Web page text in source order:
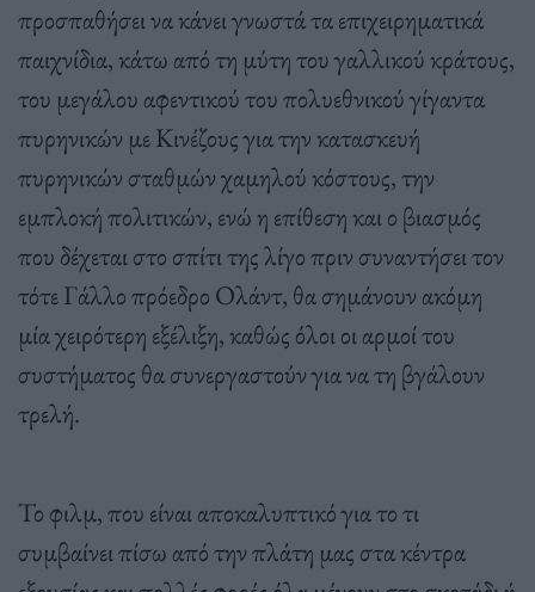
προσπαθήσει να κάνει γνωστά τα επιχειρηματικά
παιχνίδια, κάτω από τη μύτη του γαλλικού κράτους,
του μεγάλου αφεντικού του πολυεθνικού γίγαντα
πυρηνικών με Κινέζους για την κατασκευή
πυρηνικών σταθμών χαμηλού κόστους, την
εμπλοκή πολιτικών, ενώ η επίθεση και ο βιασμός
που δέχεται στο σπίτι της λίγο πριν συναντήσει τον
τότε Γάλλο πρόεδρο Ολάντ, θα σημάνουν ακόμη
μία χειρότερη εξέλιξη, καθώς όλοι οι αρμοί του
συστήματος θα συνεργαστούν για να τη βγάλουν
τρελή.
Το φιλμ, που είναι αποκαλυπτικό για το τι
συμβαίνει πίσω από την πλάτη μας στα κέντρα